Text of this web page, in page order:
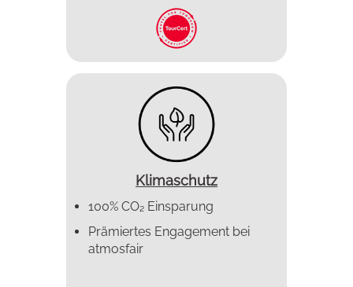
Klimaschutz
100% CO₂ Einsparung
Prämiertes Enga­gement bei
atmosfair